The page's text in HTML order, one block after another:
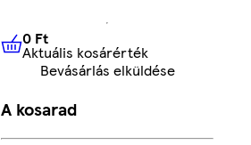
0 FtAktuális kosárérték
0 Ft
Aktuális kosárérték
Bevásárlás elküldése
A kosarad